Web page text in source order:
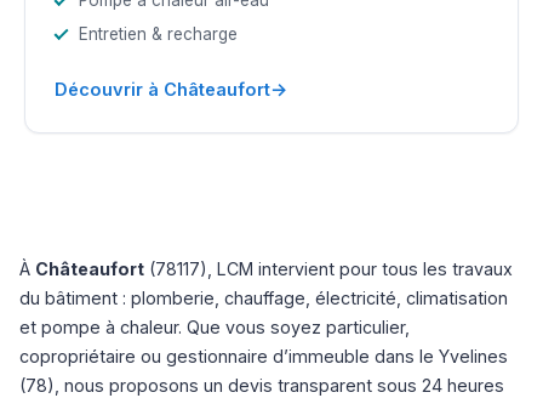
Entretien & recharge
Découvrir à Châteaufort→
À Châteaufort (78117), LCM intervient pour tous les travaux
du bâtiment : plomberie, chauffage, électricité, climatisation
et pompe à chaleur. Que vous soyez particulier,
copropriétaire ou gestionnaire d’immeuble dans le Yvelines
(78), nous proposons un devis transparent sous 24 heures